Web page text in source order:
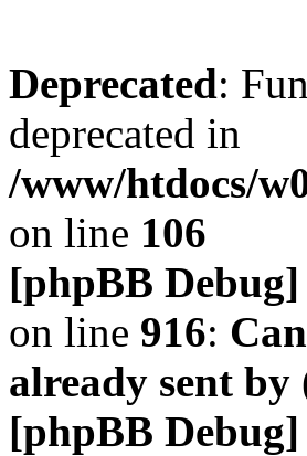
Deprecated:
deprecated in
/www/htdocs/
on line 106
[phpBB
on line 916:
already sent
[phpBB